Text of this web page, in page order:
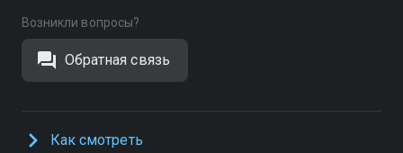
Возникли вопросы?
Обратная связь
Как смотреть